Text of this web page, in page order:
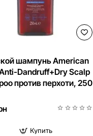
шампунь American
Dandruff+Dry Scalp
против перхоти, 250
Купить